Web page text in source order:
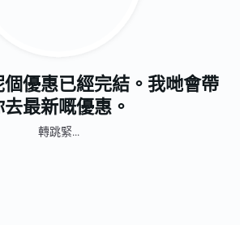
優惠已經完結。我哋會帶
去最新嘅優惠。
轉跳緊...